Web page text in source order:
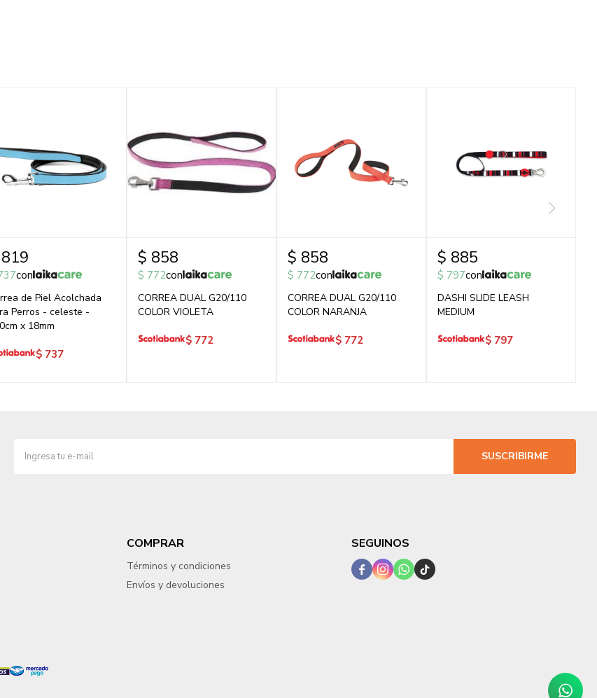
819
con
de Piel Acolchada
Perros - celeste -
x 18mm
$ 737
$ 858
$ 772con
CORREA DUAL G20/110
COLOR VIOLETA
$ 772
$ 858
$ 772con
CORREA DUAL G20/110
COLOR NARANJA
$ 772
$ 885
$ 797con
DASHI SLIDE LEASH
MEDIUM
$ 797
SUSCRIBIRME
COMPRAR
Términos y condiciones
Envíos y devoluciones
SEGUINOS
   